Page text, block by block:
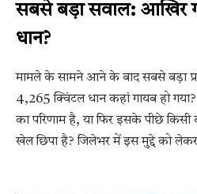
सबसे बड़ा सवाल: आखिर
धान?
मामले के सामने आने के बाद सबसे बड़ा
4,265 क्विंटल धान कहां गायब हो गया?
का परिणाम है, या फिर इसके पीछे किसी
खेल छिपा है? जिलेभर में इस मुद्दे को